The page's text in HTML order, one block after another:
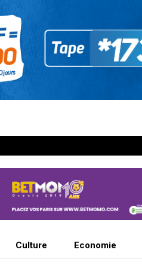
Culture Economie